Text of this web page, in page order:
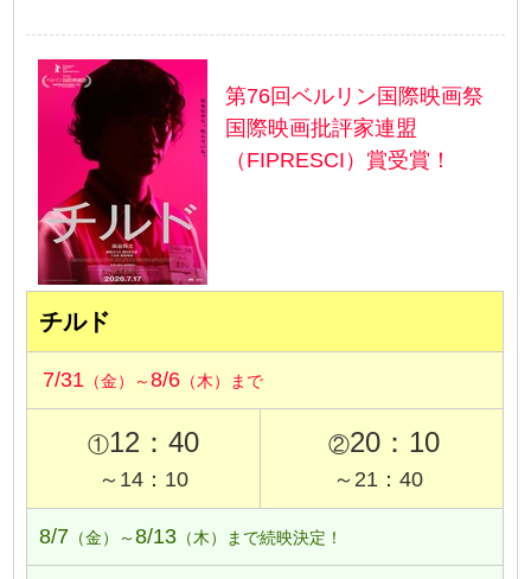
第76回ベルリン国際映画祭
国際映画批評家連盟
（FIPRESCI）賞受賞！
チルド
7/31 （金）～8/6 （木）まで
①12：40
～14：10
②20：10
～21：40
8/7 （金）～8/13 （木）まで続映決定！